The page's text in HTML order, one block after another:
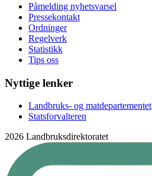
Påmelding nyhetsvarsel
Pressekontakt
Ordninger
Regelverk
Statistikk
Tips oss
Nyttige lenker
Landbruks- og matdepartementet
Statsforvalteren
2026 Landbruksdirektoratet